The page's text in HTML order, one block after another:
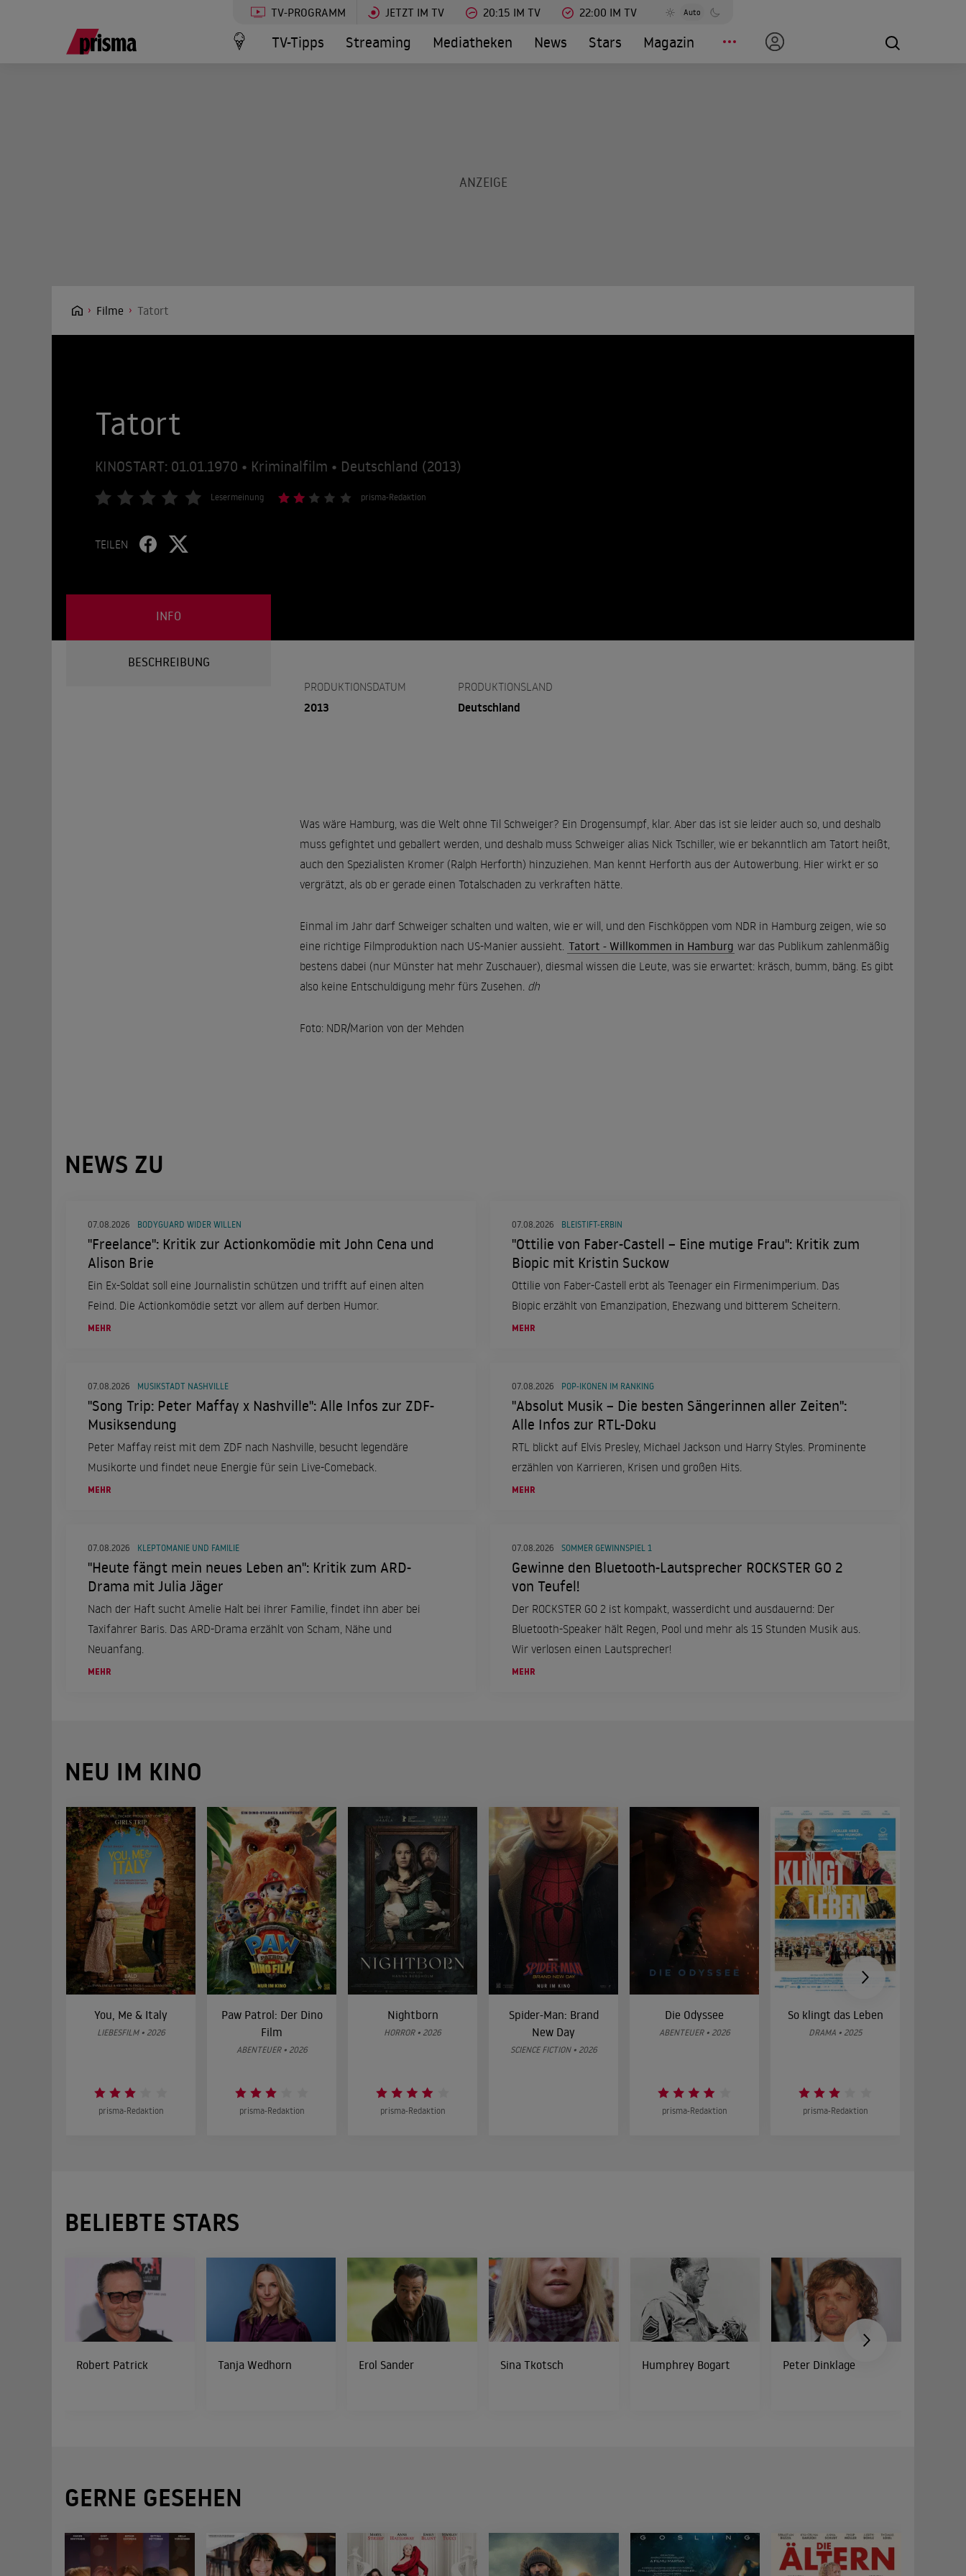
TV-PROGRAMM JETZT IM TV 20:15 IM TV 22:00 IM TV Auto
TV-Tipps Streaming Mediatheken News Stars Magazin
Filme Tatort
Tatort
KINOSTART: 01.01.1970 • Kriminalfilm • Deutschland (2013)
Lesermeinung prisma-Redaktion
TEILEN
INFO
BESCHREIBUNG
PRODUKTIONSDATUM
2013
PRODUKTIONSLAND
Deutschland
Was wäre Hamburg, was die Welt ohne Til Schweiger? Ein Drogensumpf, klar. Aber das ist sie leider auch so, und deshalb
muss gefightet und geballert werden, und deshalb muss Schweiger alias Nick Tschiller, wie er bekanntlich am Tatort heißt,
auch den Spezialisten Kromer (Ralph Herforth) hinzuziehen. Man kennt Herforth aus der Autowerbung. Hier wirkt er so
vergrätzt, als ob er gerade einen Totalschaden zu verkraften hätte.
Einmal im Jahr darf Schweiger schalten und walten, wie er will, und den Fischköppen vom NDR in Hamburg zeigen, wie so
eine richtige Filmproduktion nach US-Manier aussieht. Tatort - Willkommen in Hamburg war das Publikum zahlenmäßig
bestens dabei (nur Münster hat mehr Zuschauer), diesmal wissen die Leute, was sie erwartet: kräsch, bumm, bäng. Es gibt
also keine Entschuldigung mehr fürs Zusehen. dh
Foto: NDR/Marion von der Mehden
NEWS ZU
07.08.2026 BODYGUARD WIDER WILLEN
"Freelance": Kritik zur Actionkomödie mit John Cena und
Alison Brie
Ein Ex-Soldat soll eine Journalistin schützen und trifft auf einen alten
Feind. Die Actionkomödie setzt vor allem auf derben Humor.
MEHR
07.08.2026 BLEISTIFT-ERBIN
"Ottilie von Faber-Castell – Eine mutige Frau": Kritik zum
Biopic mit Kristin Suckow
Ottilie von Faber-Castell erbt als Teenager ein Firmenimperium. Das
Biopic erzählt von Emanzipation, Ehezwang und bitterem Scheitern.
MEHR
07.08.2026 MUSIKSTADT NASHVILLE
"Song Trip: Peter Maffay x Nashville": Alle Infos zur ZDF-
Musiksendung
Peter Maffay reist mit dem ZDF nach Nashville, besucht legendäre
Musikorte und findet neue Energie für sein Live-Comeback.
MEHR
07.08.2026 POP-IKONEN IM RANKING
"Absolut Musik – Die besten Sängerinnen aller Zeiten":
Alle Infos zur RTL-Doku
RTL blickt auf Elvis Presley, Michael Jackson und Harry Styles. Prominente
erzählen von Karrieren, Krisen und großen Hits.
MEHR
07.08.2026 KLEPTOMANIE UND FAMILIE
"Heute fängt mein neues Leben an": Kritik zum ARD-
Drama mit Julia Jäger
Nach der Haft sucht Amelie Halt bei ihrer Familie, findet ihn aber bei
Taxifahrer Baris. Das ARD-Drama erzählt von Scham, Nähe und
Neuanfang.
MEHR
07.08.2026 SOMMER GEWINNSPIEL 1
Gewinne den Bluetooth-Lautsprecher ROCKSTER GO 2
von Teufel!
Der ROCKSTER GO 2 ist kompakt, wasserdicht und ausdauernd: Der
Bluetooth-Speaker hält Regen, Pool und mehr als 15 Stunden Musik aus.
Wir verlosen einen Lautsprecher!
MEHR
NEU IM KINO
You, Me & Italy
LIEBESFILM • 2026
prisma-Redaktion
Paw Patrol: Der Dino
Film
ABENTEUER • 2026
prisma-Redaktion
Nightborn
HORROR • 2026
prisma-Redaktion
Spider-Man: Brand
New Day
SCIENCE FICTION • 2026
Die Odyssee
ABENTEUER • 2026
prisma-Redaktion
So klingt das Leben
DRAMA • 2025
prisma-Redaktion
BELIEBTE STARS
Robert Patrick Tanja Wedhorn Erol Sander Sina Tkotsch Humphrey Bogart Peter Dinklage
GERNE GESEHEN